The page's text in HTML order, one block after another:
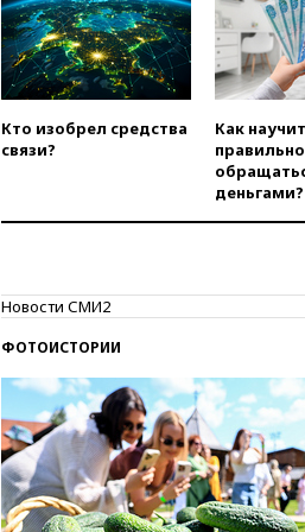
Кто изобрел средства
связи?
Как
правильно
деньгами?
Новости СМИ2
ФОТОИСТОРИИ